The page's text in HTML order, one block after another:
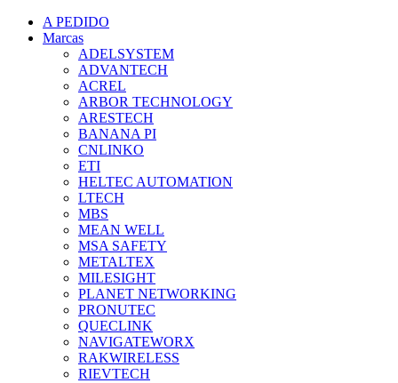
A PEDIDO
Marcas
ADELSYSTEM
ADVANTECH
ACREL
ARBOR TECHNOLOGY
ARESTECH
BANANA PI
CNLINKO
ETI
HELTEC AUTOMATION
LTECH
MBS
MEAN WELL
MSA SAFETY
METALTEX
MILESIGHT
PLANET NETWORKING
PRONUTEC
QUECLINK
NAVIGATEWORX
RAKWIRELESS
RIEVTECH